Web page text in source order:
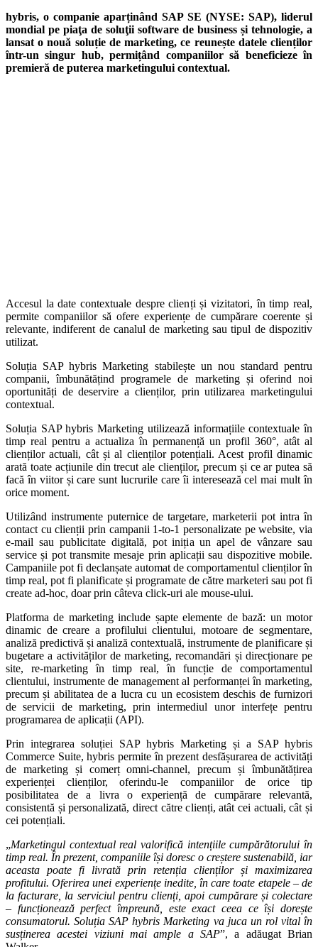
hybris, o companie aparținând SAP SE (NYSE: SAP), liderul
mondial pe piaţa de soluţii software de business și tehnologie, a
lansat o nouă soluție de marketing, ce reunește datele clienților
într-un singur hub, permițând companiilor să beneficieze în
premieră de puterea marketingului contextual.
Accesul la date contextuale despre clienți și vizitatori, în timp real,
permite companiilor să ofere experiențe de cumpărare coerente și
relevante, indiferent de canalul de marketing sau tipul de dispozitiv
utilizat.
Soluția SAP hybris Marketing stabilește un nou standard pentru
companii, îmbunătățind programele de marketing și oferind noi
oportunități de deservire a clienților, prin utilizarea marketingului
contextual.
Soluția SAP hybris Marketing utilizează informațiile contextuale în
timp real pentru a actualiza în permanență un profil 360°, atât al
clienților actuali, cât și al clienților potențiali. Acest profil dinamic
arată toate acțiunile din trecut ale clienților, precum și ce ar putea să
facă în viitor și care sunt lucrurile care îi interesează cel mai mult în
orice moment.
Utilizând instrumente puternice de targetare, marketerii pot intra în
contact cu clienții prin campanii 1-to-1 personalizate pe website, via
e-mail sau publicitate digitală, pot iniția un apel de vânzare sau
service și pot transmite mesaje prin aplicații sau dispozitive mobile.
Campaniile pot fi declanșate automat de comportamentul clienților în
timp real, pot fi planificate și programate de către marketeri sau pot fi
create ad-hoc, doar prin câteva click-uri ale mouse-ului.
Platforma de marketing include șapte elemente de bază: un motor
dinamic de creare a profilului clientului, motoare de segmentare,
analiză predictivă și analiză contextuală, instrumente de planificare și
bugetare a activităților de marketing, recomandări și direcționare pe
site, re-marketing în timp real, în funcție de comportamentul
clientului, instrumente de management al performanței în marketing,
precum și abilitatea de a lucra cu un ecosistem deschis de furnizori
de servicii de marketing, prin intermediul unor interfețe pentru
programarea de aplicații (API).
Prin integrarea soluției SAP hybris Marketing și a SAP hybris
Commerce Suite, hybris permite în prezent desfășurarea de activități
de marketing și comerț omni-channel, precum și îmbunătățirea
experienței clienților, oferindu-le companiilor de orice tip
posibilitatea de a livra o experiență de cumpărare relevantă,
consistentă și personalizată, direct către clienți, atât cei actuali, cât și
cei potențiali.
„Marketingul contextual real valorifică intențiile cumpărătorului în
timp real. În prezent, companiile își doresc o creștere sustenabilă, iar
aceasta poate fi livrată prin retenția clienților și maximizarea
profitului. Oferirea unei experiențe inedite, în care toate etapele – de
la facturare, la serviciul pentru clienți, apoi cumpărare și colectare
– funcționează perfect împreună, este exact ceea ce își dorește
consumatorul. Soluția SAP hybris Marketing va juca un rol vital în
susținerea acestei viziuni mai ample a SAP”, a adăugat Brian